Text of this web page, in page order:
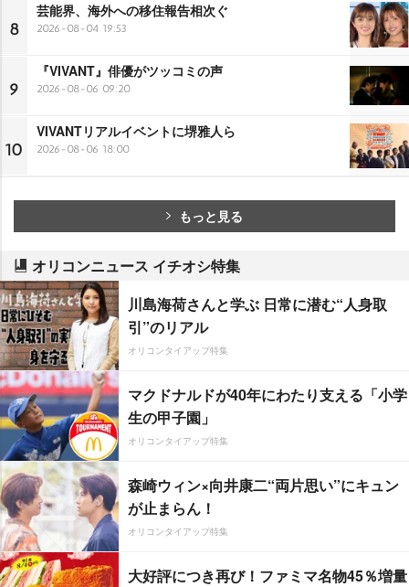
8
芸能界、海外への移住報告相次ぐ
2026-08-04 19:53
9
『VIVANT』俳優がツッコミの声
2026-08-06 09:20
10
VIVANTリアルイベントに堺雅人ら
2026-08-06 18:00
もっと見る
オリコンニュース イチオシ特集
川島海荷さんと学ぶ 日常に潜む“人身取
引”のリアル
オリコンタイアップ特集
マクドナルドが40年にわたり支える「小学
生の甲子園」
オリコンタイアップ特集
森崎ウィン×向井康二“両片思い”にキュン
が止まらん！
オリコンタイアップ特集
大好評につき再び！ファミマ名物45％増量